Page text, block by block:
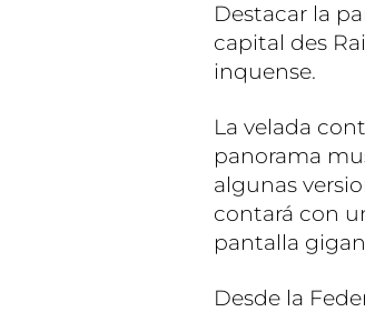
Destacar la
capital des
inquense.
La velada
panorama
algunas
contará con
pantalla
Desde la